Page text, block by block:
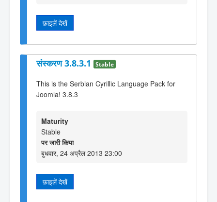
फ़ाइलें देखें
संस्करण 3.8.3.1 Stable
This is the Serbian Cyrillic Language Pack for
Joomla! 3.8.3
Maturity
Stable
पर जारी किया
बुधवार, 24 अप्रैल 2013 23:00
फ़ाइलें देखें